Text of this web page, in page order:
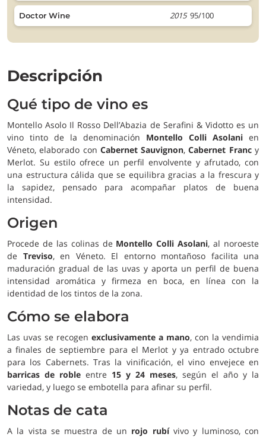
Doctor Wine 2015 95/100
Descripción
Qué tipo de vino es
Montello Asolo Il Rosso Dell’Abazia de Serafini & Vidotto es un
vino tinto de la denominación Montello Colli Asolani en
Véneto, elaborado con Cabernet Sauvignon,Cabernet Francy
Merlot. Su estilo ofrece un perfil envolvente y afrutado, con
una estructura cálida que se equilibra gracias a la frescura y
la sapidez, pensado para acompañar platos de buena
intensidad.
Origen
Procede de las colinas de Montello Colli Asolani, al noroeste
de Treviso, en Véneto. El entorno montañoso facilita una
maduración gradual de las uvas y aporta un perfil de buena
intensidad aromática y firmeza en boca, en línea con la
identidad de los tintos de la zona.
Cómo se elabora
Las uvas se recogen exclusivamente a mano, con la vendimia
a finales de septiembre para el Merlot y ya entrado octubre
para los Cabernets. Tras la vinificación, el vino envejece en
barricas de roble entre 15 y 24 meses, según el año y la
variedad, y luego se embotella para afinar su perfil.
Notas de cata
A la vista se muestra de un rojo rubívivo y luminoso, con